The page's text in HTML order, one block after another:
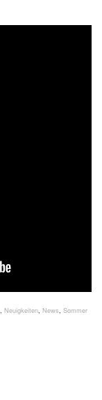
Neuigkeiten News Sommer